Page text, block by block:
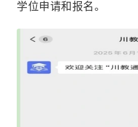
学位申请和报名。